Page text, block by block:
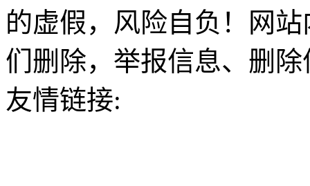
的虚假，风险自负！网
们删除，举报信息、删
友情链接: